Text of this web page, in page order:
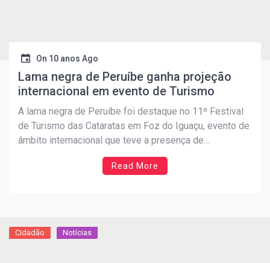
On 10 anos Ago
Lama negra de Peruíbe ganha projeção
internacional em evento de Turismo
A lama negra de Peruíbe foi destaque no 11º Festival
de Turismo das Cataratas em Foz do Iguaçu, evento de
âmbito internacional que teve a presença de
representantes do poder público, empresários e
profissionais da área. O produto, que é rico em
Read More
Cidadão Notícias